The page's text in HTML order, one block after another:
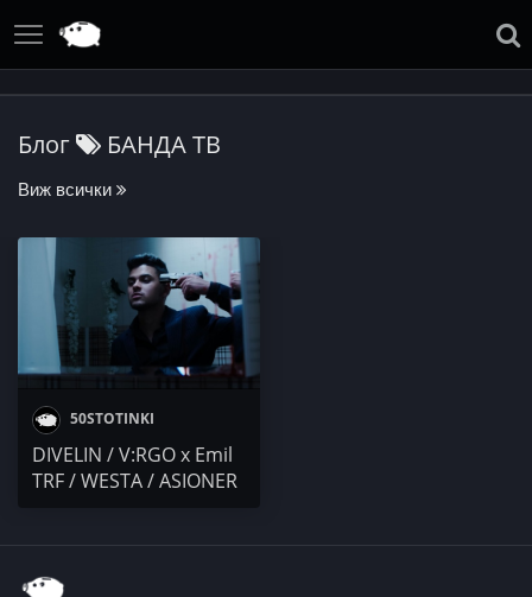
Блог БАНДА ТВ
Виж всички
50STOTINKI
DIVELIN / V:RGO x Emil
TRF / WESTA / ASIONER